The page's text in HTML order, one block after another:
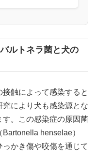
ルトネラ菌と犬の
触によって感染すると
により犬も感染源とな
す。この感染症の原因菌
henselae）
かき傷や咬傷を通じて